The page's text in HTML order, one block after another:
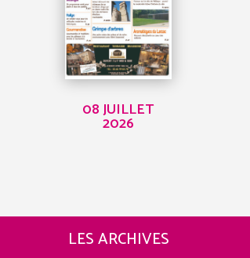
08 JUILLET
2026
LES ARCHIVES